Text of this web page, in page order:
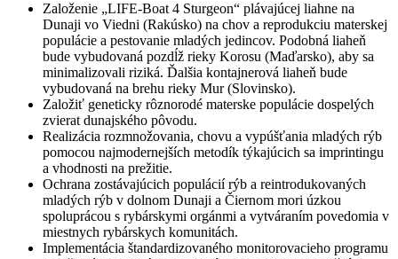
Založenie „LIFE-Boat 4 Sturgeon“ plávajúcej liahne na
Dunaji vo Viedni (Rakúsko) na chov a reprodukciu materskej
populácie a pestovanie mladých jedincov. Podobná liaheň
bude vybudovaná pozdĺž rieky Korosu (Maďarsko), aby sa
minimalizovali riziká. Ďalšia kontajnerová liaheň bude
vybudovaná na brehu rieky Mur (Slovinsko).
Založiť geneticky rôznorodé materske populácie dospelých
zvierat dunajského pôvodu.
Realizácia rozmnožovania, chovu a vypúšťania mladých rýb
pomocou najmodernejších metodík týkajúcich sa imprintingu
a vhodnosti na prežitie.
Ochrana zostávajúcich populácií rýb a reintrodukovaných
mladých rýb v dolnom Dunaji a Čiernom mori úzkou
spoluprácou s rybárskymi orgánmi a vytváraním povedomia v
miestnych rybárskych komunitách.
Implementácia štandardizovaného monitorovacieho programu